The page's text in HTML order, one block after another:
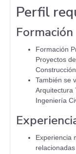
Perfil
Formación
Formación
Proyectos
También se
Arquitectura
Ingeniería
Experiencia